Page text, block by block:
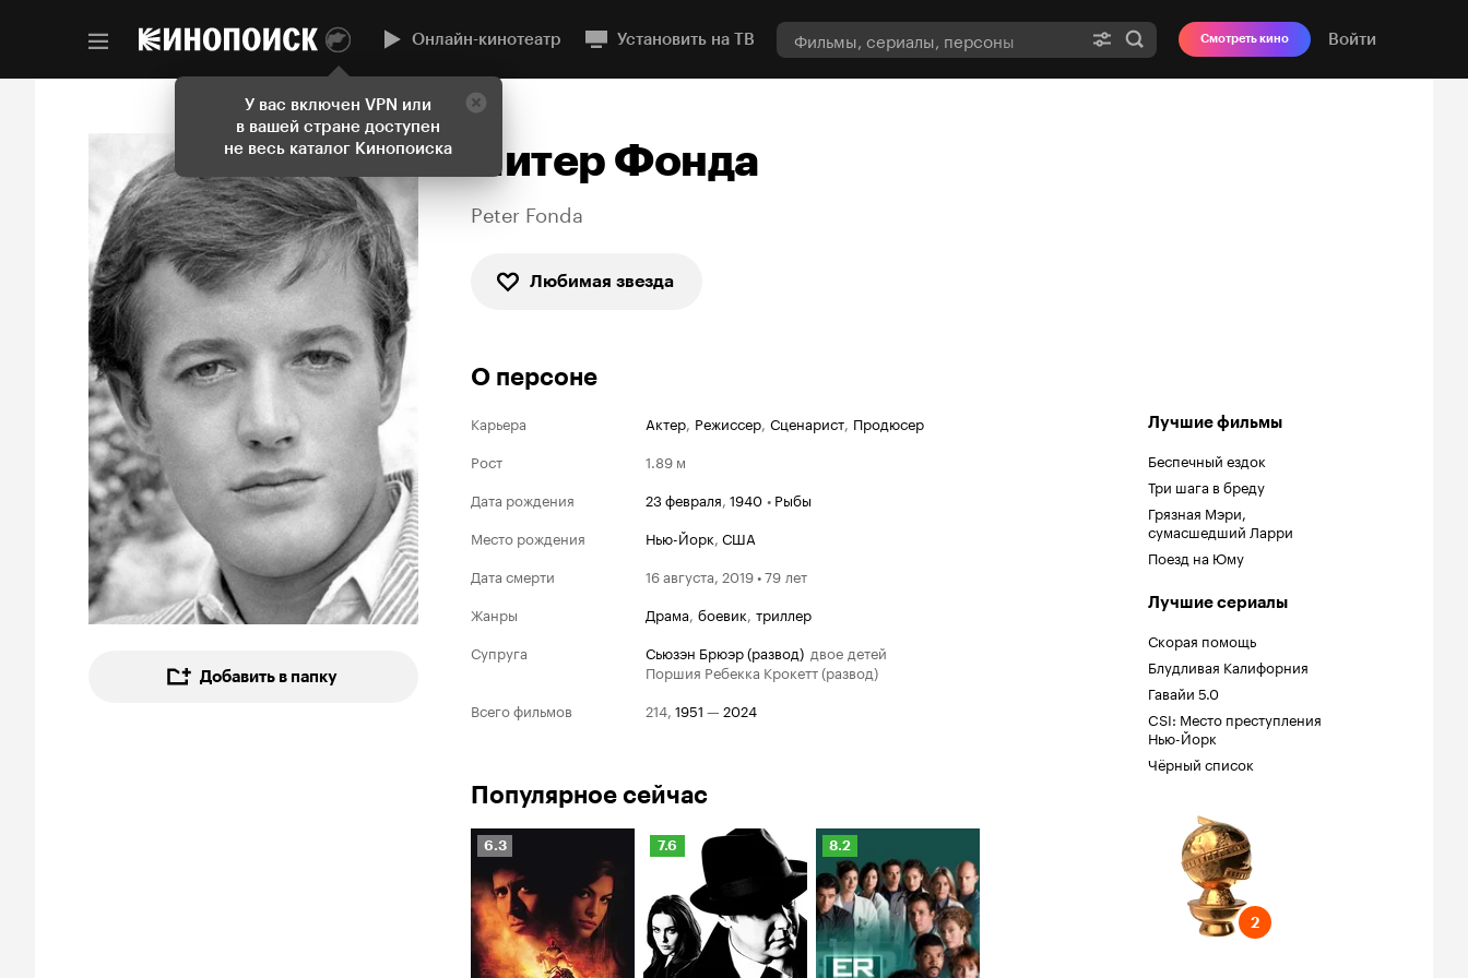
У вас включен VPN или
в вашей стране доступен
не весь каталог Кинопоиска
Онлайн-кинотеатр Установить на ТВ Смотреть кино Войти
Добавить в папку
Питер Фонда
Peter Fonda
Любимая звезда
О персоне
Карьера Актер, Режиссер, Сценарист, Продюсер
Рост
1.89 м
Дата рождения
23 февраля, 1940 • Рыбы
Место рождения
Нью-Йорк, США
Дата смерти
16 августа, 2019 • 79 лет
Жанры
драма, боевик, триллер
Супруга
Сьюзэн Брюэр (развод) двое детей
Поршия Ребекка Крокетт (развод)
Всего фильмов
214, 1951 — 2024
Лучшие фильмы
Беспечный ездок
Три шага в бреду
Грязная Мэри,
сумасшедший Ларри
Поезд на Юму
Лучшие сериалы
Скорая помощь
Блудливая Калифорния
Гавайи 5.0
CSI: Место преступления
Нью-Йорк
Чёрный список
2
Золотой глобус
Победитель
2000
Лучший актёр второго
плана мини-сериала или
фильма на ТВ
Тайная страсть Айн Рэнд
2
Популярное сейчас
Рейтинг
Кинопоиска
6.3
6.3
Рейтинг
Кинопоиска
7.6
Рейтинг
Кинопоиска
8.2
8.2